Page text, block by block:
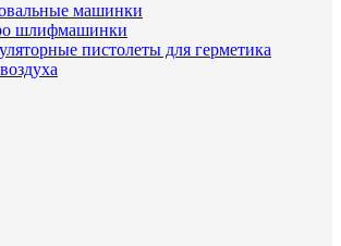
машинки
шлифмашинки
пистолеты для герметика